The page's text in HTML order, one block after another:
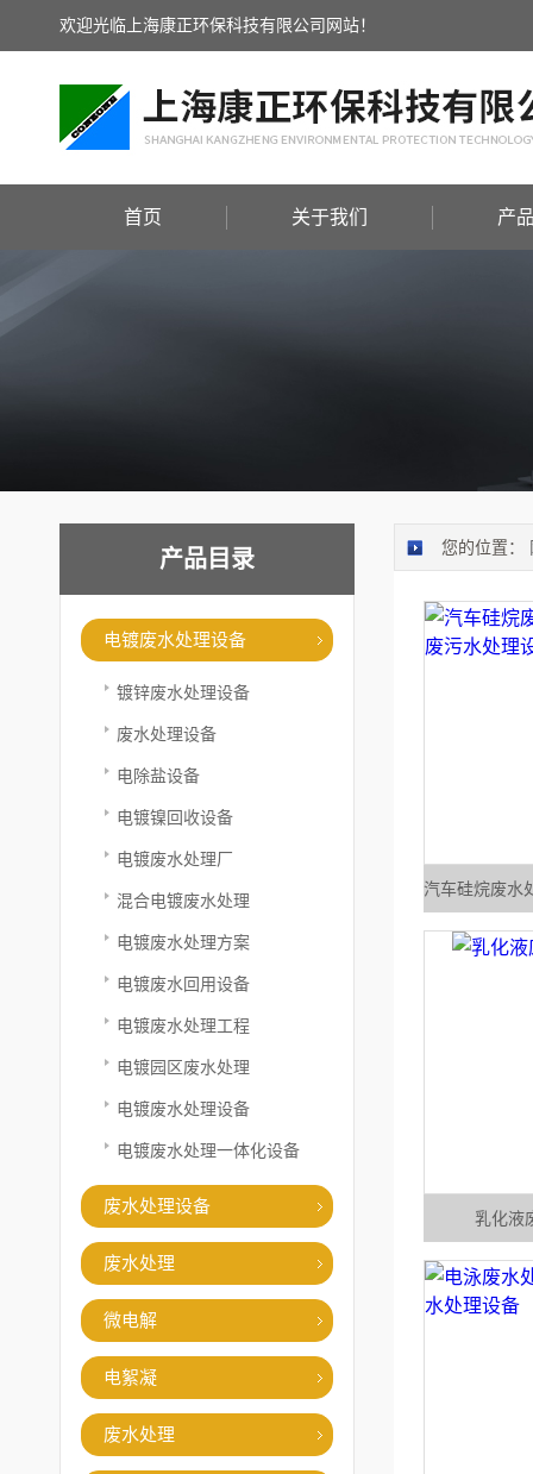
欢迎光临上海康正环保科技有限公司网站！
首页 关于我们 产
产品目录
电镀废水处理设备
镀锌废水处理设备
废水处理设备
电除盐设备
电镀镍回收设备
电镀废水处理厂
混合电镀废水处理
电镀废水处理方案
电镀废水回用设备
电镀废水处理工程
电镀园区废水处理
电镀废水处理设备
电镀废水处理一体化设备
废水处理设备
废水处理
微电解
电絮凝
废水处理
您的位置：
乳化液